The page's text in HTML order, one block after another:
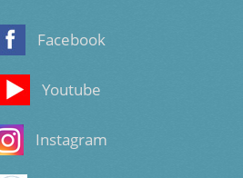
Facebook
Youtube
Instagram